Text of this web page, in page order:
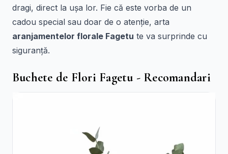
dragi, direct la ușa lor. Fie că este vorba de un
cadou special sau doar de o atenție, arta
aranjamentelor florale Fagetu te va surprinde cu
siguranță.
Buchete de Flori Fagetu - Recomandari